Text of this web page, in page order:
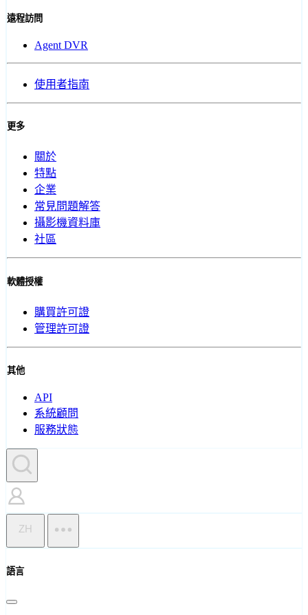
遠程訪問
Agent DVR
使用者指南
更多
關於
特點
企業
常見問題解答
攝影機資料庫
社區
軟體授權
購買許可證
管理許可證
其他
API
系統顧問
服務狀態
ZH
語言